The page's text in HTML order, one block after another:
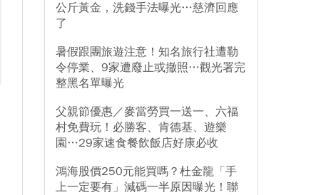
公斤黃金，洗錢手法曝光…慈濟回應
了
暑假跟團旅遊注意！知名旅行社遭勒
令停業、9家遭廢止或撤照…觀光署完
整黑名單曝光
父親節優惠／麥當勞買一送一、六福
村免費玩！必勝客、肯德基、遊樂
園…29家速食餐飲飯店好康必收
鴻海股價250元能買嗎？杜金龍「手
上一定要有」減碼一半原因曝光！聯